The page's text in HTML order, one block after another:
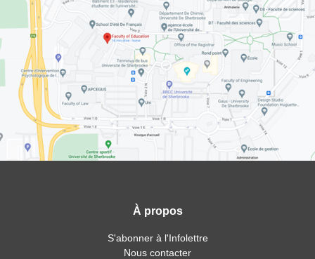
À propos
S'abonner à l'Infolettre
Nous contacter